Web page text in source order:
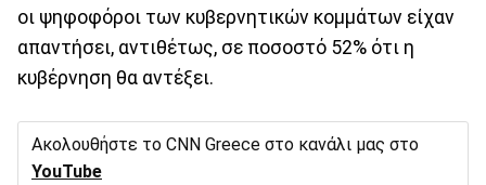
οι ψηφοφόροι των κυβερνητικών κομμάτων είχαν
απαντήσει, αντιθέτως, σε ποσοστό 52% ότι η
κυβέρνηση θα αντέξει.
Ακολουθήστε το CNN Greece στο κανάλι μας στο
YouTube